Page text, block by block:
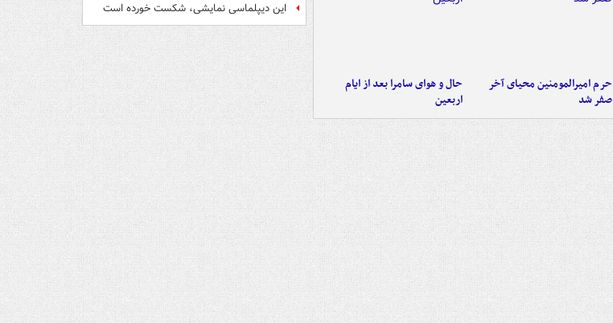
حرم امیرالمومنین محیای آخر
صفر شد
حال و هوای سامرا بعد از ایام
اربعین
این دیپلماسی نمایشی، شکست خورده است